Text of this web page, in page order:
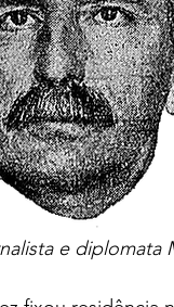
e diplomata